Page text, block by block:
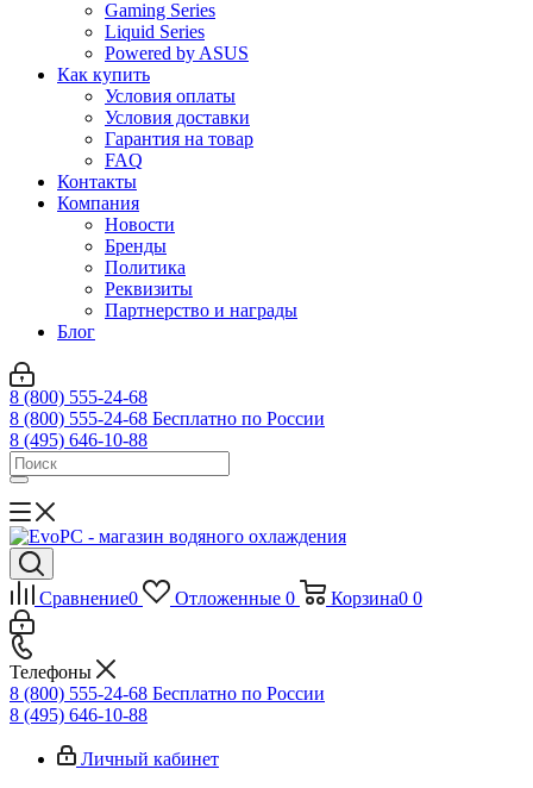
Gaming Series
Liquid Series
Powered by ASUS
Как купить
Условия оплаты
Условия доставки
Гарантия на товар
FAQ
Контакты
Компания
Новости
Бренды
Политика
Реквизиты
Партнерство и награды
Блог
8 (800) 555-24-68
8 (800) 555-24-68 Бесплатно по России
8 (495) 646-10-88
Сравнение0 Отложенные 0 Корзина0 0
Телефоны
8 (800) 555-24-68 Бесплатно по России
8 (495) 646-10-88
Личный кабинет